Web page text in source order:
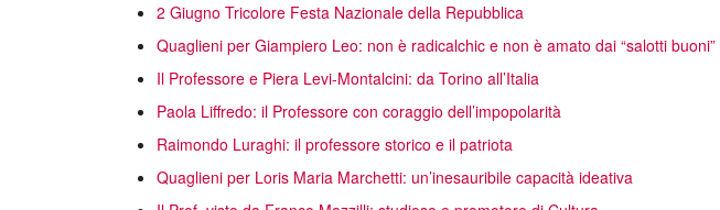
2 Giugno Tricolore Festa Nazionale della Repubblica
Quaglieni per Giampiero Leo: non è radicalchic e non è amato dai “salotti buoni”
Il Professore e Piera Levi-Montalcini: da Torino all’Italia
Paola Liffredo: il Professore con coraggio dell’impopolarità
Raimondo Luraghi: il professore storico e il patriota
Quaglieni per Loris Maria Marchetti: un’inesauribile capacità ideativa